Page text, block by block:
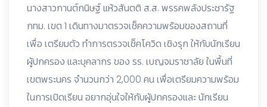
นางสาวกานต์กนิษฐ์ แห้วสันตติ ส.ส. พรรคพลังประชารัฐ
กทม. เขต 1 เดินทางมาตรวจเช็คความพร้อมของสถานที่
เพื่อ เตรียมตัว ทำการตรวจเช็คโควิด เชิงรุก ให้กับนักเรียน
ผู้ปกครอง และบุคลากร ของ รร. เบญจมราชาลัย ในพื้นที่
เขตพระนคร จำนวนกว่า 2,000 คน เพื่อเตรียมความพร้อม
ในการเปิดเรียน อยากอุ่นใจให้กับผู้ปกครองและ นักเรียน